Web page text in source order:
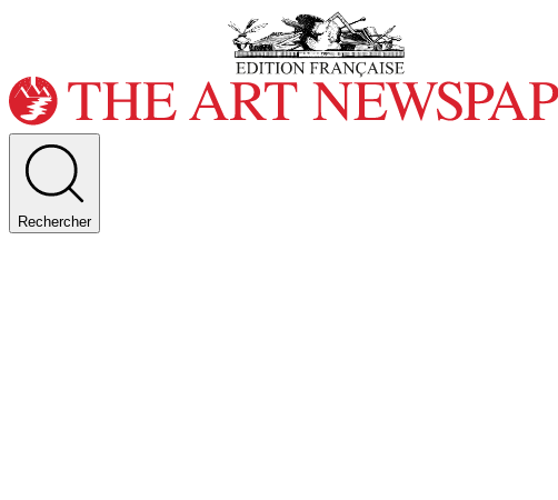
Rechercher